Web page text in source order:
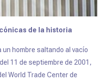
de la historia
hombre saltando al vacío
11 de septiembre de 2001,
World Trade Center de